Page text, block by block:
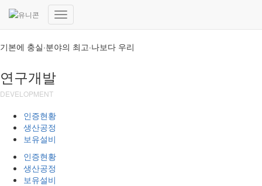
내
게
(주)유니콘
기본에 충실·분야의 최고·나보다 우리
연구개발
DEVELOPMENT
인증현황
생산공정
보유설비
인증현황
생산공정
보유설비